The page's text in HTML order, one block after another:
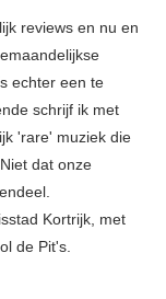
reviews en nu en
echter een te
schrijf ik met
'rare' muziek die
dat onze
Kortrijk, met
de Pit's.